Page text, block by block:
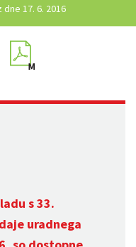
17. 6. 2016
s 33.
uradnega